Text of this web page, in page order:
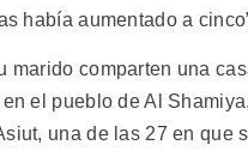
había aumentado a
marido comparten una
el pueblo de Al
una de las 27 en que